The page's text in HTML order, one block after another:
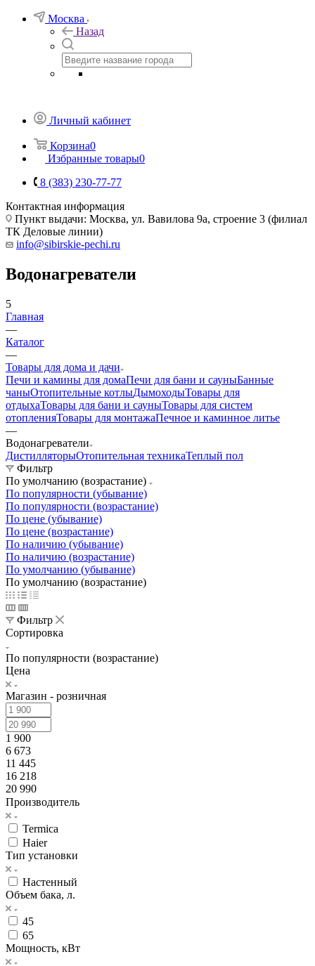
Москва
Назад
Личный кабинет
Корзина0
Избранные товары0
8 (383) 230-77-77
Контактная информация
Пункт выдачи: Москва, ул. Вавилова 9а, строение 3 (филиал
ТК Деловые линии)
info@sibirskie-pechi.ru
Водонагреватели
5
Главная
—
Каталог
—
Товары для дома и дачи
Печи и камины для домаПечи для бани и сауныБанные
чаныОтопительные котлыДымоходыТовары для
отдыхаТовары для бани и сауныТовары для систем
отопленияТовары для монтажаПечное и каминное литье
—
Водонагреватели
ДистилляторыОтопительная техникаТеплый пол
Фильтр
По умолчанию (возрастание)
По популярности (убывание)
По популярности (возрастание)
По цене (убывание)
По цене (возрастание)
По наличию (убывание)
По наличию (возрастание)
По умолчанию (убывание)
По умолчанию (возрастание)
Фильтр
Сортировка
По популярности (возрастание)
Цена
Магазин - розничная
1 900
6 673
11 445
16 218
20 990
Производитель
Termica
Haier
Тип установки
Настенный
Объем бака, л.
45
65
Мощность, кВт